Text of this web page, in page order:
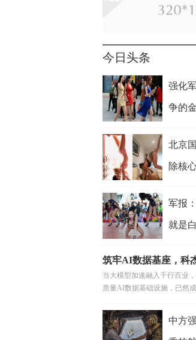
妖”参加选美比赛 身材姣
今日头条
强化
争的
北京
除核
军报
就是
筑牢AI数据基座，科
当大模型加速融入千行百业
质量AI数据基础设施，已然
中方